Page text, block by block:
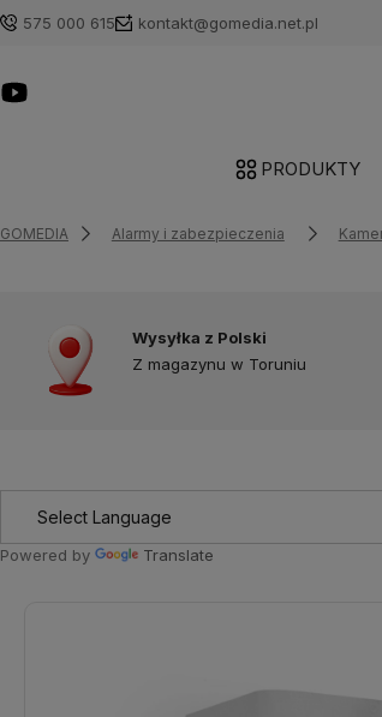
575 000 615 kontakt@gomedia.net.pl
PRODUKTY
GOMEDIA Alarmy i zabezpieczenia
Wysyłka z Polski
Z magazynu w Toruniu
Powered by Translate